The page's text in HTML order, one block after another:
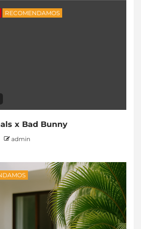
RECOMENDAMOS
x Bad Bunny
admin